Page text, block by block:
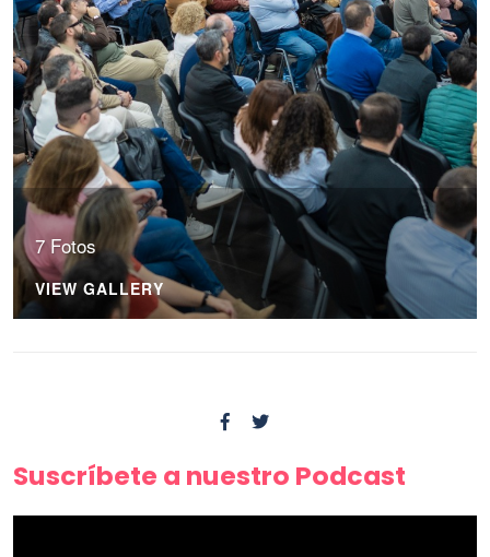
7 Fotos
VIEW GALLERY
Suscríbete a nuestro Podcast